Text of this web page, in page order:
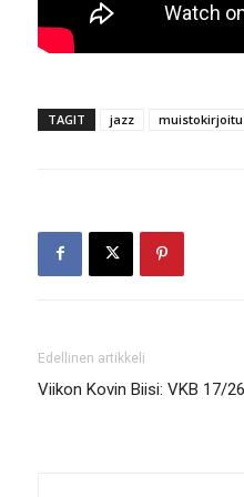
TAGIT jazz
Edellinen artikkeli
Viikon Kovin Biisi: VKB 17/26